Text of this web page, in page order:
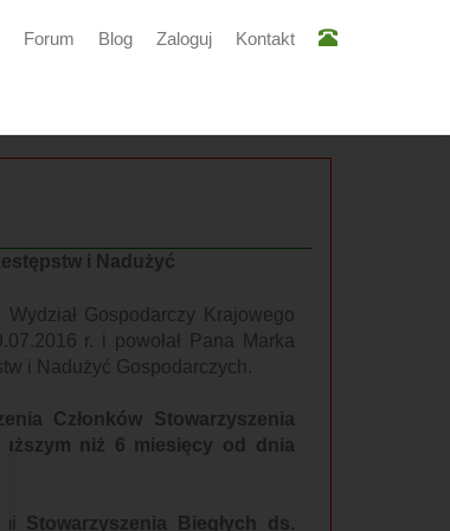
Forum Blog Zaloguj Kontakt
i Nadużyć
Gospodarczy Krajowego
r. i powołał Pana Marka
i Nadużyć Gospodarczych.
Członków Stowarzyszenia
niż 6 miesięcy od dnia
Stowarzyszenia Biegłych ds.